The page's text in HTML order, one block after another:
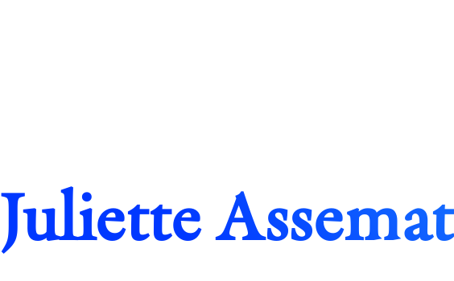
Juliette Assemat